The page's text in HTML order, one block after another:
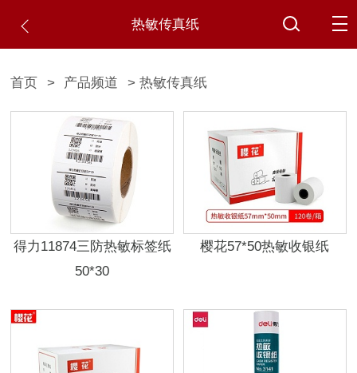
热敏传真纸
首页 > 产品频道 > 热敏传真纸
得力11874三防热敏标签纸
50*30
樱花57*50热敏收银纸